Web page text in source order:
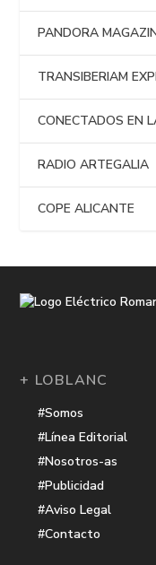
PANDORA
TRANSIBERIAM
CONECTADOS EN
RADIO ARTEGALIA
COPE ALICANTE
+ LOBLANC
#Somos
#Línea Editorial
#Nosotros-as
#Publicidad
#Aviso Legal
#Contacto